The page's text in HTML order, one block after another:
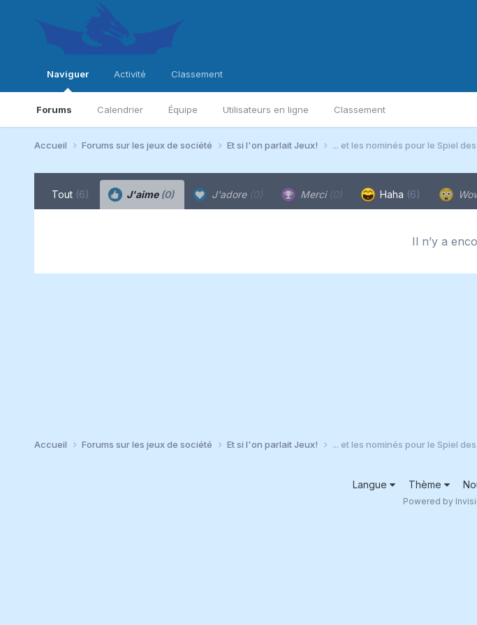
Naviguer
Forums Calendrier Équipe Utilisateurs en ligne Classement
Activité Classement
Accueil Forums sur les jeux de société Et si l'on parlait Jeux! ... et les nominés pour le Spiel
Tout (6) J'aime (0) J'adore (0) Merci (0) Haha (6)
Il n’y a
Accueil Forums sur les jeux de société Et si l'on parlait Jeux! ... et les nominés pour le Spiel
Langue Thème
Powered by